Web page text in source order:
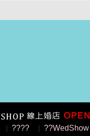
| ???? | ??WedShow